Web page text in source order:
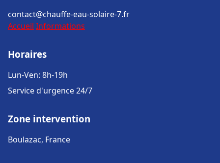
contact@chauffe-eau-solaire-7.fr
Accueil Informations
Horaires
Lun-Ven: 8h-19h
Service d'urgence 24/7
Zone intervention
Boulazac, France